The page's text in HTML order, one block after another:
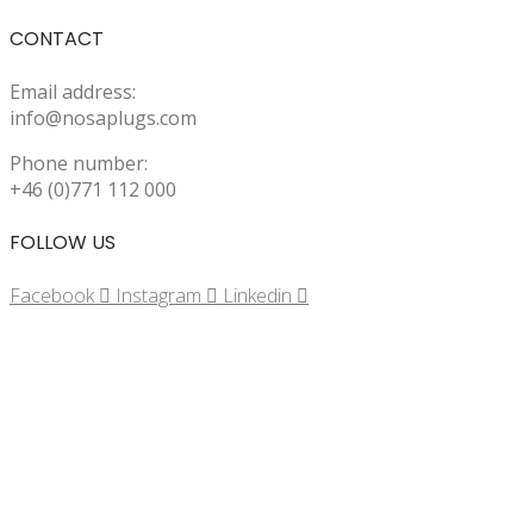
CONTACT
Email address:
info@nosaplugs.com
Phone number:
+46 (0)771 112 000
FOLLOW US
Facebook Instagram Linkedin